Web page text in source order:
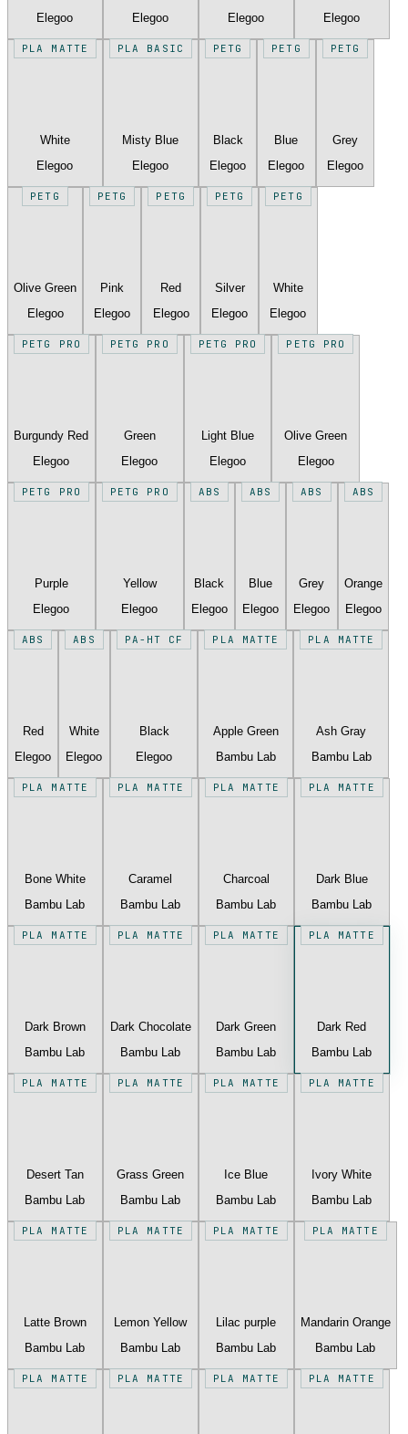
Elegoo
Elegoo
Elegoo
Elegoo
PLA MATTE
White
Elegoo
PLA BASIC
Misty Blue
Elegoo
PETG
Black
Elegoo
PETG
Blue
Elegoo
PETG
Grey
Elegoo
PETG
Olive Green
Elegoo
PETG
Pink
Elegoo
PETG
Red
Elegoo
PETG
Silver
Elegoo
PETG
White
Elegoo
PETG PRO
Burgundy Red
Elegoo
PETG PRO
Green
Elegoo
PETG PRO
Light Blue
Elegoo
PETG PRO
Olive Green
Elegoo
PETG PRO
Purple
Elegoo
PETG PRO
Yellow
Elegoo
ABS
Black
Elegoo
ABS
Blue
Elegoo
ABS
Grey
Elegoo
ABS
Orange
Elegoo
ABS
Red
Elegoo
ABS
White
Elegoo
PA-HT CF
Black
Elegoo
PLA MATTE
Apple Green
Bambu Lab
PLA MATTE
Ash Gray
Bambu Lab
PLA MATTE
Bone White
Bambu Lab
PLA MATTE
Caramel
Bambu Lab
PLA MATTE
Charcoal
Bambu Lab
PLA MATTE
Dark Blue
Bambu Lab
PLA MATTE
Dark Brown
Bambu Lab
PLA MATTE
Dark Chocolate
Bambu Lab
PLA MATTE
Dark Green
Bambu Lab
PLA MATTE
Dark Red
Bambu Lab
PLA MATTE
Desert Tan
Bambu Lab
PLA MATTE
Grass Green
Bambu Lab
PLA MATTE
Ice Blue
Bambu Lab
PLA MATTE
Ivory White
Bambu Lab
PLA MATTE
Latte Brown
Bambu Lab
PLA MATTE
Lemon Yellow
Bambu Lab
PLA MATTE
Lilac purple
Bambu Lab
PLA MATTE
Mandarin Orange
Bambu Lab
PLA MATTE PLA MATTE PLA MATTE PLA MATTE